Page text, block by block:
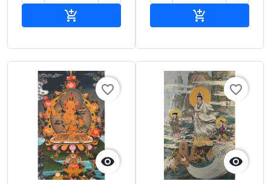
 

favorite_border

favorite_border